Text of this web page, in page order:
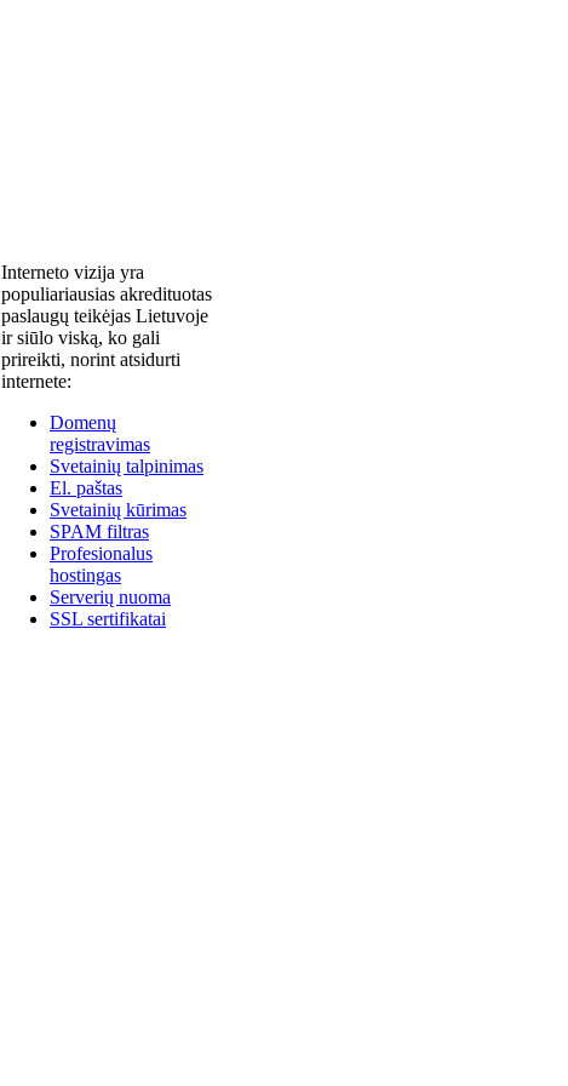
Interneto vizija yra
populiariausias akredituotas
paslaugų teikėjas Lietuvoje
ir siūlo viską, ko gali
prireikti, norint atsidurti
internete:
Domenų
registravimas
Svetainių talpinimas
El. paštas
Svetainių kūrimas
SPAM filtras
Profesionalus
hostingas
Serverių nuoma
SSL sertifikatai